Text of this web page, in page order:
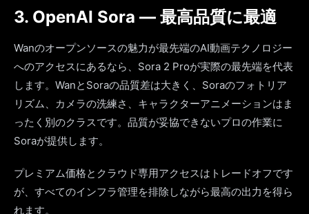
3. OpenAI Sora — 最高品質に最適
Wanのオープンソースの魅力が最先端のAI動画テクノロジー
へのアクセスにあるなら、Sora 2 Proが実際の最先端を代表
します。WanとSoraの品質差は大きく、Soraのフォトリア
リズム、カメラの洗練さ、キャラクターアニメーションはま
ったく別のクラスです。品質が妥協できないプロの作業に
Soraが提供します。
プレミアム価格とクラウド専用アクセスはトレードオフです
が、すべてのインフラ管理を排除しながら最高の出力を得ら
れます。